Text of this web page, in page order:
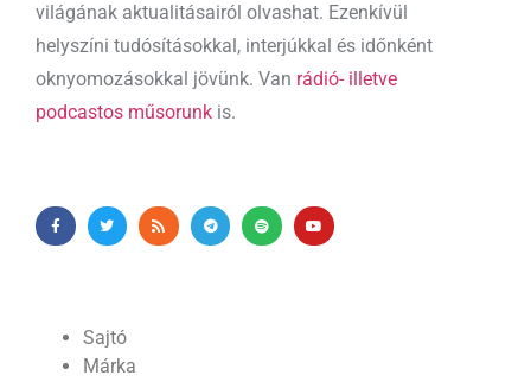
világának aktualitásairól olvashat. Ezenkívül
helyszíni tudósításokkal, interjúkkal és időnként
oknyomozásokkal jövünk. Van rádió- illetve
podcastos műsorunk is.
Sajtó
Márka